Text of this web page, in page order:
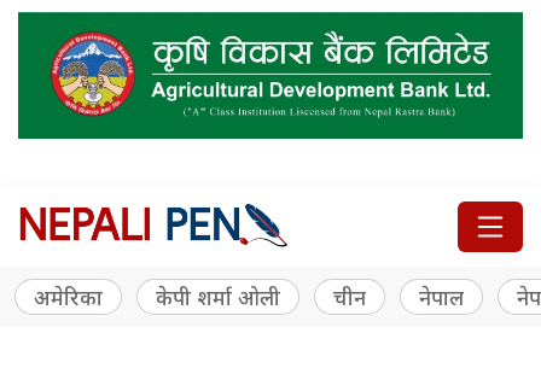
अमेरिका केपी शर्मा ओली चीन नेपाल